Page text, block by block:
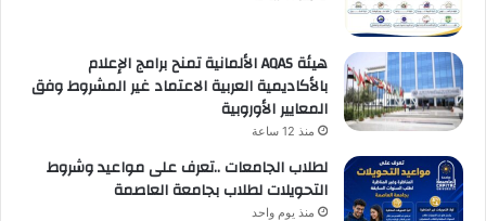
هيئة AQAS الألمانية تمنح برامج الإعلام
بالأكاديمية العربية الاعتماد غير المشروط وفق
المعايير الأوروبية
منذ 12 ساعة
لطلاب الجامعات ..تعرف على مواعيد وشروط
التحويلات لطلاب بجامعة العاصمة
منذ يوم واحد